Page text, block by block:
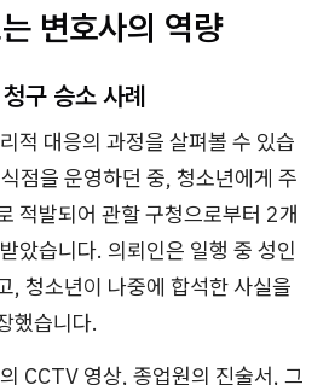
변호사의 역량
구 승소 사례
적 대응의 과정을 살펴볼 수 있습
점을 운영하던 중, 청소년에게 주
적발되어 관할 구청으로부터 2개
았습니다. 의뢰인은 일행 중 성인
, 청소년이 나중에 합석한 사실을
했습니다.
CCTV 영상, 종업원의 진술서, 그